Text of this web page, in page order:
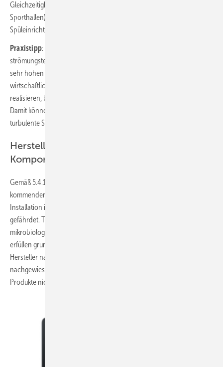
Gleichzeitigkeiten und temporär geringen Nutzungen (z. B.
Sporthallen) geeignete Spülpläne und -maßnahmen oder selbsttätige
Spüleinrichtungen vorzusehen.
Praxistipp: Bei manuellen Wasserwechseln sind die geforderten (und
strömungstechnisch notwendigen) Gleichzeitigkeiten nur mit einem
sehr hohen Personal- und Zeitaufwand zu leisten. Am
wirtschaftlichsten lassen sie sich mittels einer Automatisierung
realisieren, beispielsweise mit dem Wassermanagement-System SWS.
Damit können Wasserwechsel in Spülgruppen und damit als
turbulente Strömung elektronisch veranlasst werden.
Herstellung, Transport und Lagerung von
Komponenten und Bauteilen
Gemäß 5.4.1. müssen alle später mit dem Trinkwasser in Kontakt
kommenden Oberflächen von Bauteilen für die Trinkwasser-
Installation in einem Zustand sein, der die Trinkwassergüte nicht
gefährdet. Trocken geprüfte und in dieser Weise auch gegen
mikrobiologische Verunreinigungen geschützte Bauteile und Apparate
erfüllen grundsätzlich diese Anforderungen. Werden Bauteile vom
Hersteller nass geprüft, muss mit geeigneten Maßnahmen
nachgewiesen werden, dass die Trinkwassergüte durch diese
Produkte nicht gefährdet ist.